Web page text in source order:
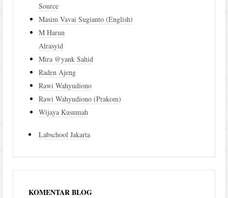
Source
Masim Vavai Sugianto (English)
M Harun
Alrasyid
Mira @yank Sahid
Raden Ajeng
Rawi Wahyudiono
Rawi Wahyudiono (Prakom)
Wijaya Kusumah
Labschool Jakarta
KOMENTAR BLOG